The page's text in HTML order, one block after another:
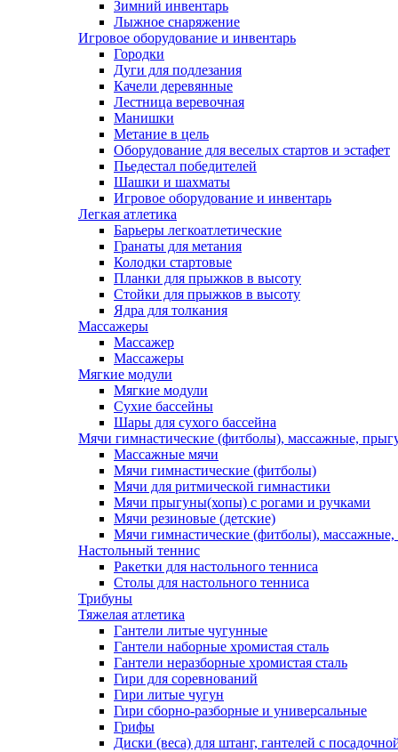
Зимний инвентарь
Лыжное снаряжение
Игровое оборудование и инвентарь
Городки
Дуги для подлезания
Качели деревянные
Лестница веревочная
Манишки
Метание в цель
Оборудование для веселых стартов и эстафет
Пьедестал победителей
Шашки и шахматы
Игровое оборудование и инвентарь
Легкая атлетика
Барьеры легкоатлетические
Гранаты для метания
Колодки стартовые
Планки для прыжков в высоту
Стойки для прыжков в высоту
Ядра для толкания
Массажеры
Массажер
Массажеры
Мягкие модули
Мягкие модули
Сухие бассейны
Шары для сухого бассейна
Мячи гимнастические (фитболы), массажные,
Массажные мячи
Мячи гимнастические (фитболы)
Мячи для ритмической гимнастики
Мячи прыгуны(хопы) с рогами и ручками
Мячи резиновые (детские)
Мячи гимнастические (фитболы),
Настольный теннис
Ракетки для настольного тенниса
Столы для настольного тенниса
Трибуны
Тяжелая атлетика
Гантели литые чугунные
Гантели наборные хромистая сталь
Гантели неразборные хромистая сталь
Гири для соревнований
Гири литые чугун
Гири сборно-разборные и универсальные
Грифы
Диски (веса) для штанг, гантелей с